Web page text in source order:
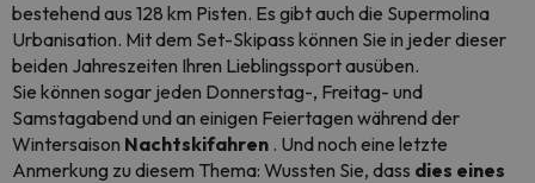
bestehend aus 128 km Pisten. Es gibt auch die Supermolina
Urbanisation. Mit dem Set-Skipass können Sie in jeder dieser
beiden Jahreszeiten Ihren Lieblingssport ausüben.
Sie können sogar jeden Donnerstag-, Freitag- und
Samstagabend und an einigen Feiertagen während der
Wintersaison Nachtskifahren . Und noch eine letzte
Anmerkung zu diesem Thema: Wussten Sie, dass dies eines